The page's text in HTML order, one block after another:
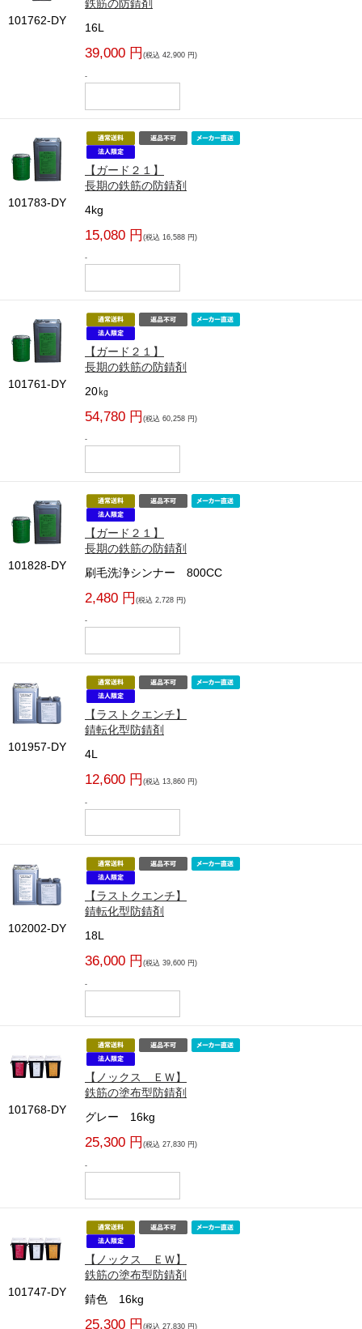
101762-DY
鉄筋の防錆剤
16L
39,000 円 (税込 42,900 円)
-
101783-DY
【ガード２１】
長期の鉄筋の防錆剤
4kg
15,080 円 (税込 16,588 円)
-
101761-DY
【ガード２１】
長期の鉄筋の防錆剤
20㎏
54,780 円 (税込 60,258 円)
-
101828-DY
【ガード２１】
長期の鉄筋の防錆剤
刷毛洗浄シンナー 800CC
2,480 円 (税込 2,728 円)
-
101957-DY
【ラストクエンチ】
錆転化型防錆剤
4L
12,600 円 (税込 13,860 円)
-
102002-DY
【ラストクエンチ】
錆転化型防錆剤
18L
36,000 円 (税込 39,600 円)
-
101768-DY
【ノックス ＥＷ】
鉄筋の塗布型防錆剤
グレー 16kg
25,300 円 (税込 27,830 円)
-
101747-DY
【ノックス ＥＷ】
鉄筋の塗布型防錆剤
錆色 16kg
25,300 円 (税込 27,830 円)